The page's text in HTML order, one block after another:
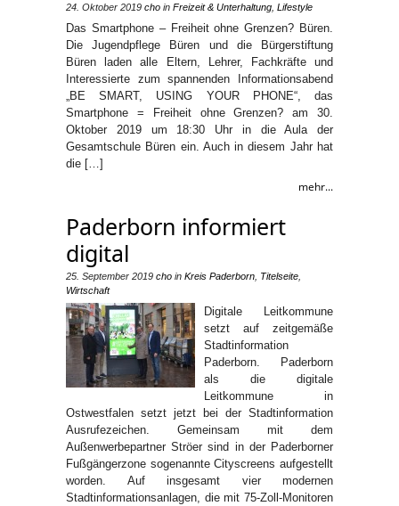
24. Oktober 2019 cho in Freizeit & Unterhaltung Lifestyle
Das Smartphone – Freiheit ohne Grenzen? Büren.
Die Jugendpflege Büren und die Bürgerstiftung
Büren laden alle Eltern, Lehrer, Fachkräfte und
Interessierte zum spannenden Informationsabend
„BE SMART, USING YOUR PHONE“, das
Smartphone = Freiheit ohne Grenzen? am 30.
Oktober 2019 um 18:30 Uhr in die Aula der
Gesamtschule Büren ein. Auch in diesem Jahr hat
die […]
mehr...
Paderborn informiert
digital
25. September 2019 cho in Kreis Paderborn Titelseite
Wirtschaft
Digitale Leitkommune
setzt auf zeitgemäße
Stadtinformation
Paderborn. Paderborn
als die digitale
Leitkommune in
Ostwestfalen setzt jetzt bei der Stadtinformation
Ausrufezeichen. Gemeinsam mit dem
Außenwerbepartner Ströer sind in der Paderborner
Fußgängerzone sogenannte Cityscreens aufgestellt
worden. Auf insgesamt vier modernen
Stadtinformationsanlagen, die mit 75-Zoll-Monitoren